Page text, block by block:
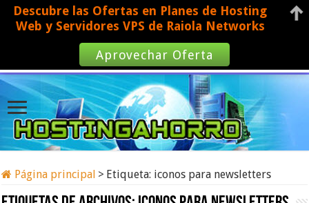
Página principal > Etiqueta: iconos para newsletters
Descubre las Ofertas en Planes de Hosting
Web y Servidores VPS de Raiola Networks
Aprovechar Oferta